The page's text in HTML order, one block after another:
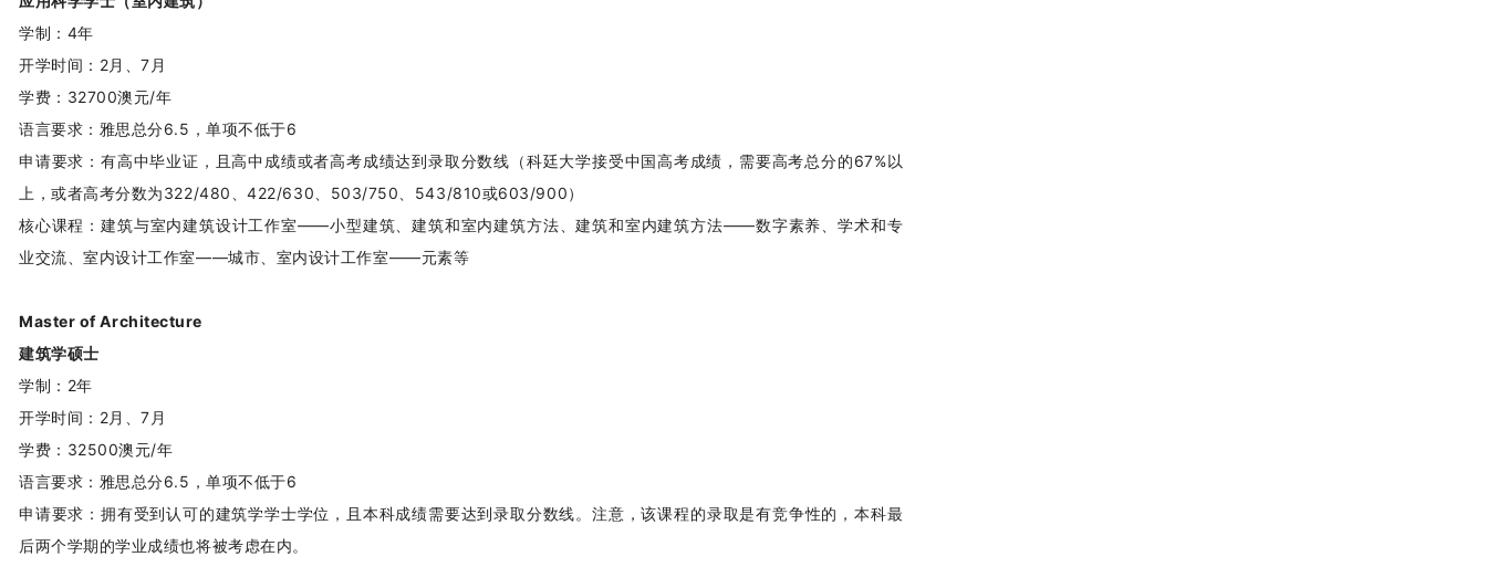
学制：4年
开学时间：2月、7月
学费：32700澳元/年
语言要求：雅思总分6.5，单项不低于6
申请要求：有高中毕业证，且高中成绩或者高考成绩达到录取分数线（科廷大学接受中国高考成绩，需要高考总分的67%以
上，或者高考分数为322/480、422/630、503/750、543/810或603/900）
核心课程：建筑与室内建筑设计工作室——小型建筑、建筑和室内建筑方法、建筑和室内建筑方法——数字素养、学术和专
业交流、室内设计工作室——城市、室内设计工作室——元素等
Master of Architecture
建筑学硕士
学制：2年
开学时间：2月、7月
学费：32500澳元/年
语言要求：雅思总分6.5，单项不低于6
申请要求：拥有受到认可的建筑学学士学位，且本科成绩需要达到录取分数线。注意，该课程的录取是有竞争性的，本科最
后两个学期的学业成绩也将被考虑在内。